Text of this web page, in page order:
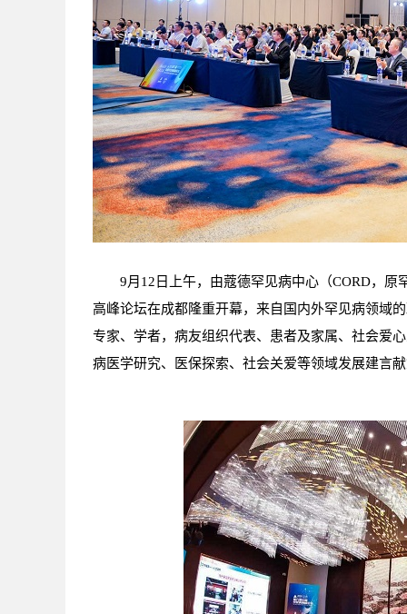
9月12日上午，由蔻德罕见病中心（CORD，
高峰论坛在成都隆重开幕，来自国内外罕见病领域
专家、学者，病友组织代表、患者及家属、社会爱
病医学研究、医保探索、社会关爱等领域发展建言